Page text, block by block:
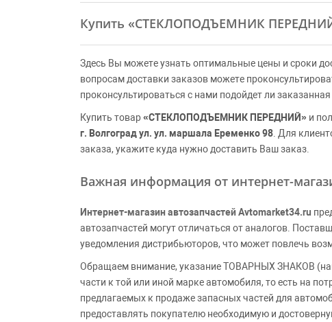
Купить «СТЕКЛОПОДЪЕМНИК
Здесь Вы можете узнать оптимальные цены и сроки
вопросам доставки заказов можете
проконсультироваться с нами подойдет ли
Купить товар«СТЕКЛОПОДЪЕМНИК ПЕРЕДНИЙ» и
г. Волгоград ул. ул. маршала Еременко 98 . Для
заказа, укажите куда нужно доставить Ваш заказ.
Важная информация от интернет-
Интернет-магазин автозапчастей Avtomarket34.ru
автозапчастей могут отличаться от аналогов.
уведомления дистрибьюторов, что может повлечь
Обращаем внимание, указание ТОВАРНЫХ ЗНАКОВ
части к той или иной марке автомобиля, то есть на
предлагаемых к продаже запасных частей для
предоставлять покупателю необходимую и